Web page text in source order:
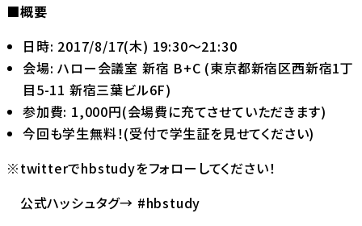
■概要
日時: 2017/8/17(木) 19:30〜21:30
会場: ハロー会議室 新宿 B+C (東京都新宿区西新宿1丁
目5-11 新宿三葉ビル6F)
参加費: 1,000円(会場費に充てさせていただきます)
今回も学生無料！(受付で学生証を見せてください)
※twitterでhbstudyをフォローしてください！
公式ハッシュタグ→ #hbstudy